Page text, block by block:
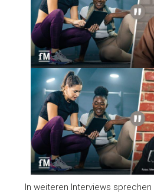
In weiteren Interviews sprechen